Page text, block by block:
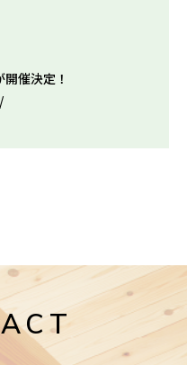
催決定！